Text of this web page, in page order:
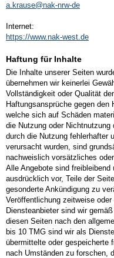
a.krause@nak-nrw-de
Internet:
https://www.nak-west.de
Haftung für Inhalte
Die Inhalte unserer Seiten
übernehmen wir keinerlei
Vollständigkeit oder Qualität
Haftungsansprüche gegen den
welche sich auf Schäden
die Nutzung oder Nichtnutzung
durch die Nutzung fehlerhafter
verursacht wurden, sind
nachweislich vorsätzliches
Alle Angebote sind
ausdrücklich vor, Teile der
gesonderte Ankündigung zu
Veröffentlichung zeitweise
Diensteanbieter sind wir
diesen Seiten nach den
bis 10 TMG sind wir als
übermittelte oder gespeicherte
nach Umständen zu forschen,